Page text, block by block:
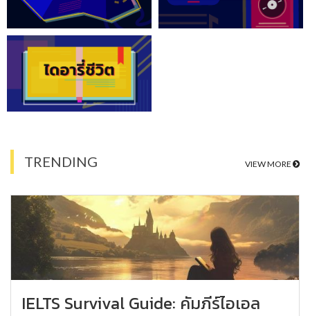
TRENDING VIEW MORE
IELTS Survival Guide: คัมภีร์ไอเอล